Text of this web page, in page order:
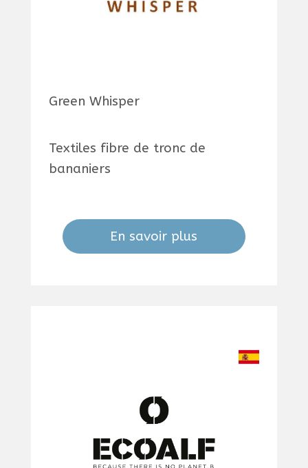
Green Whisper
Textiles fibre de tronc de
bananiers
En savoir plus